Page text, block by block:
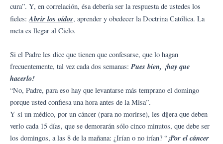
cura”. Y, en correlación, ésa debería ser la respuesta de ustedes los
fieles:Abrir los oídos, aprender y obedecer la Doctrina Católica. La
meta es llegar al Cielo.
Si el Padre les dice que tienen que confesarse, que lo hagan
frecuentemente, tal vez cada dos semanas: Pues bien, ¡hay que
hacerlo!
“No, Padre, para eso hay que levantarse más temprano el domingo
porque usted confiesa una hora antes de la Misa”.
Y si un médico, por un cáncer (para no morirse), les dijera que deben
verlo cada 15 días, que se demorarán sólo cinco minutos, que debe ser
los domingos, a las 8 de la mañana: ¿Irían o no irían? “¡Por el cáncer